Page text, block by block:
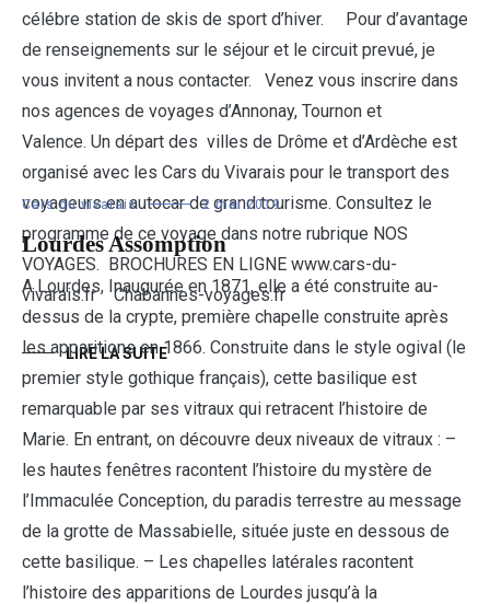
célébre station de skis de sport d’hiver. Pour d’avantage
de renseignements sur le séjour et le circuit prevué, je
vous invitent a nous contacter. Venez vous inscrire dans
nos agences de voyages d’Annonay, Tournon et
Valence. Un départ des villes de Drôme et d’Ardèche est
organisé avec les Cars du Vivarais pour le transport des
voyageurs en autocar de grand tourisme. Consultez le
programme de ce voyage dans notre rubrique NOS
VOYAGES. BROCHURES EN LIGNE www.cars-du-
vivarais.fr Chabannes-voyages.fr
LIRE LA SUITE
Cars du vivarais 2 mai 2019
Lourdes Assomption
A Lourdes, Inaugurée en 1871, elle a été construite au-
dessus de la crypte, première chapelle construite après
les apparitions en 1866. Construite dans le style ogival (le
premier style gothique français), cette basilique est
remarquable par ses vitraux qui retracent l’histoire de
Marie. En entrant, on découvre deux niveaux de vitraux : –
les hautes fenêtres racontent l’histoire du mystère de
l’Immaculée Conception, du paradis terrestre au message
de la grotte de Massabielle, située juste en dessous de
cette basilique. – Les chapelles latérales racontent
l’histoire des apparitions de Lourdes jusqu’à la